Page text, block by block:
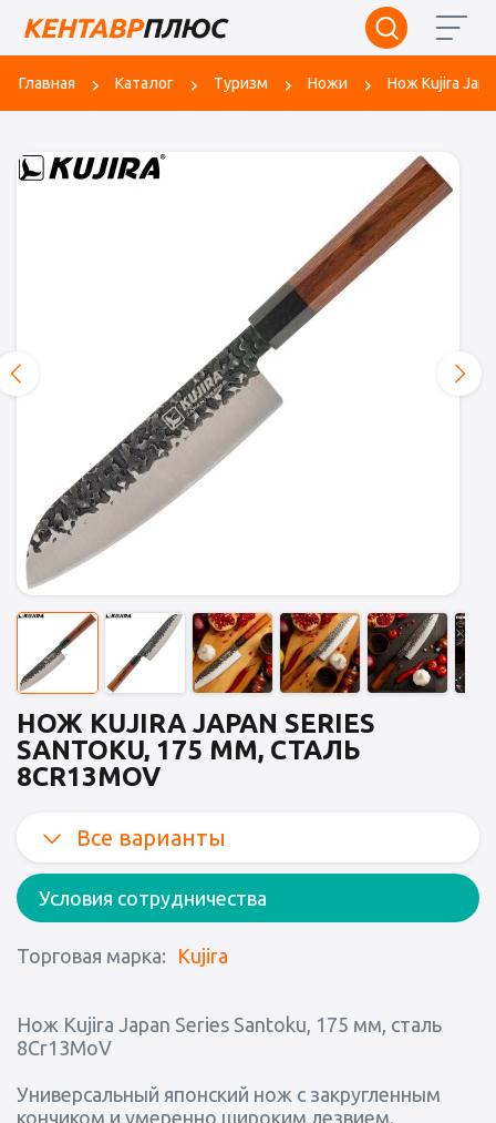
Главная Каталог Туризм Ножи Нож Kujira
НОЖ KUJIRA JAPAN SERIES
SANTOKU, 175 ММ, СТАЛЬ
8CR13MOV
Все варианты
Условия сотрудничества
Торговая марка: Kujira
Нож Kujira Japan Series Santoku, 175 мм, сталь
8Cr13MoV
Универсальный японский нож с закругленным
кончиком и умеренно широким лезвием.